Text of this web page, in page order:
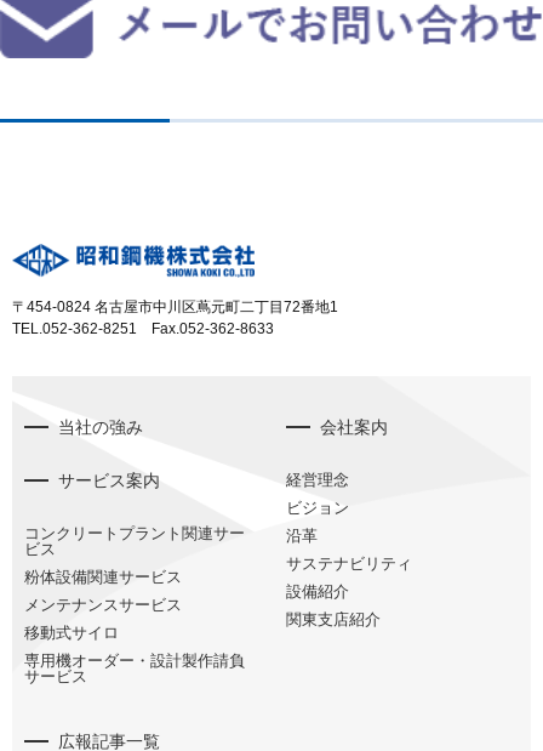
〒454-0824 名古屋市中川区蔦元町二丁目72番地1
TEL.052-362-8251 Fax.052-362-8633
当社の強み
サービス案内
コンクリートプラント関連サー
ビス
粉体設備関連サービス
メンテナンスサービス
移動式サイロ
専用機オーダー・設計製作請負
サービス
会社案内
経営理念
ビジョン
沿革
サステナビリティ
設備紹介
関東支店紹介
広報記事一覧